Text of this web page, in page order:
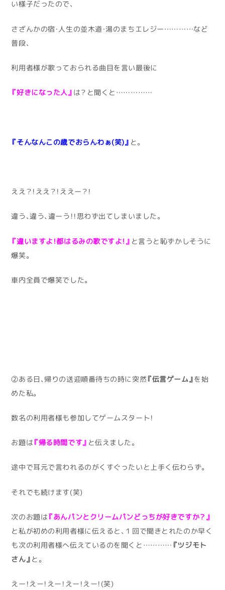
い様子だったので、
さざんかの宿・人生の並木道・湯のまちエレジー…………など
普段、
利用者様が歌っておられる曲目を言い最後に
『好きになった人』 は？と聞くと……………
『そんなんこの歳でおらんわぁ(笑)』 と。
ええ？！ええ？！ええー？！
違う、違う、違ーう！！思わず出てしまいました。
『違いますよ！都はるみの歌ですよ！』 と言うと恥ずかしそうに
爆笑。
車内全員で爆笑でした。
②ある日、帰りの送迎順番待ちの時に突然 『伝言ゲーム』 を始
めた私。
数名の利用者様も参加してゲームスタート！
お題は 『帰る時間です』 と伝えました。
途中で耳元で言われるのがくすぐったいと上手く伝わらず。
それでも続けます(笑)
次のお題は 『あんパンとクリームパンどっちが好きですか？』
と私が初めの利用者様に伝えると、１回で聞きとれたのか早く
も次の利用者様へ伝えているのを聞くと………… 『ツジモト
さん』 と。
えー！えー！えー！えー！えー！(笑)